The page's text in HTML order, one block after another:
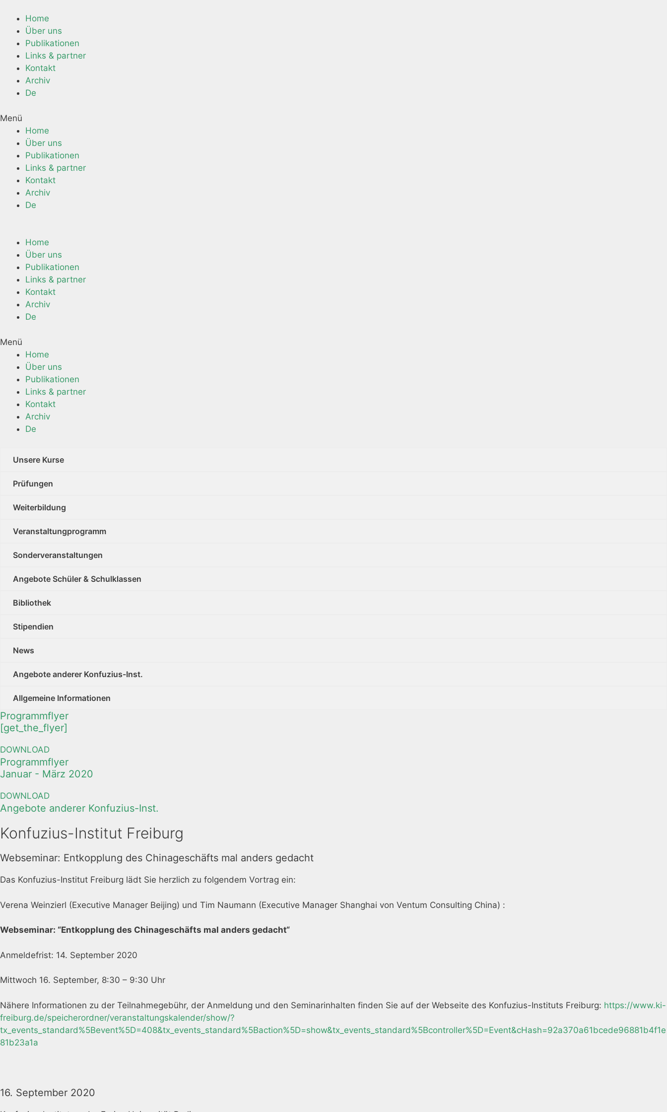
Inhalt
Home
Über uns
Publikationen
Links & partner
Kontakt
Archiv
De
Menü
Home
Über uns
Publikationen
Links & partner
Kontakt
Archiv
De
Home
Über uns
Publikationen
Links & partner
Kontakt
Archiv
De
Menü
Home
Über uns
Publikationen
Links & partner
Kontakt
Archiv
De
Unsere Kurse
Prüfungen
Weiterbildung
Veranstaltungprogramm
Sonderveranstaltungen
Angebote Schüler & Schulklassen
Bibliothek
Stipendien
News
Angebote anderer Konfuzius-Inst.
Allgemeine Informationen
Programmflyer
[get_the_flyer]
DOWNLOAD
Programmflyer
Januar - März 2020
DOWNLOAD
Angebote anderer Konfuzius-Inst.
Konfuzius-Institut Freiburg
Webseminar: Entkopplung des Chinageschäfts mal anders gedacht
Das Konfuzius-Institut Freiburg lädt Sie herzlich zu folgendem Vortrag ein:
Verena Weinzierl (Executive Manager Beijing) und Tim Naumann (Executive Manager Shanghai von Ventum Consulting China) :
Webseminar: “Entkopplung des Chinageschäfts mal anders gedacht“
Anmeldefrist: 14. September 2020
Mittwoch 16. September, 8:30 – 9:30 Uhr
Nähere Informationen zu der Teilnahmegebühr, der Anmeldung und den Seminarinhalten finden Sie auf der Webseite des Konfuzius-Instituts Freiburg: https://www.ki-
freiburg.de/speicherordner/veranstaltungskalender/show/?
tx_events_standard%5Bevent%5D=408&tx_events_standard%5Baction%5D=show&tx_events_standard%5Bcontroller%5D=Event&cHash=92a370a61bcede96881b4f1e
81b23a1a
16. September 2020